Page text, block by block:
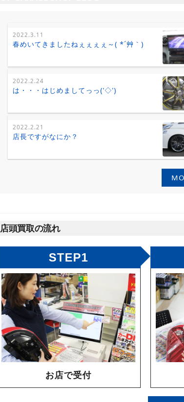
2022.3.11
春めいてきましたねぇぇぇぇ～( *´艸｀)
2022.2.24
は・・・はじめましてっっ('◇')ゞ
2022.2.21
店長ですがなにか？
店頭買取の流れ
STEP1
お店で受付